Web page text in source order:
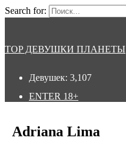
Search for:
TOP ДЕВУШКИ ПЛАНЕТЫ
Девушек: 3,107
ENTER 18+
Adriana Lima